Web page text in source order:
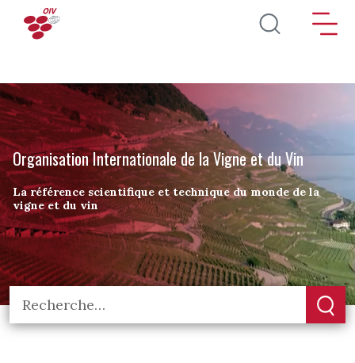
Aller au contenu principal
Organisation Internationale de la Vigne et du Vin
La référence scientifique et technique du monde de la
vigne et du vin